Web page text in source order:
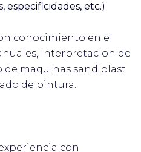
especificidades, etc.)
conocimiento en el
interpretacion de
de maquinas sand blast
de pintura.
con